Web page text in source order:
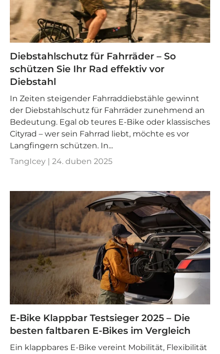
Diebstahlschutz für Fahrräder – So
schützen Sie Ihr Rad effektiv vor
Diebstahl
In Zeiten steigender Fahrraddiebstähle gewinnt
der Diebstahlschutz für Fahrräder zunehmend an
Bedeutung. Egal ob teures E-Bike oder klassisches
Cityrad – wer sein Fahrrad liebt, möchte es vor
Langfingern schützen. In...
TangIcey | 24. duben 2025
E-Bike Klappbar Testsieger 2025 – Die
besten faltbaren E-Bikes im Vergleich
Ein klappbares E-Bike vereint Mobilität, Flexibilität